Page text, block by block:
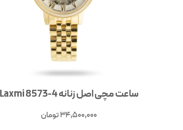
ساعت مچی اصل زنانه 4-8573 Laxmi
34,500,000تومان